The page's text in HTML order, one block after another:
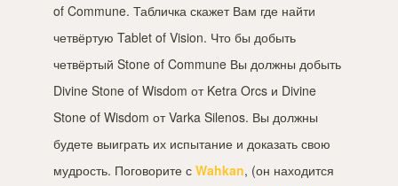
of Commune. Табличка скажет Вам где найти
четвёртую Tablet of Vision. Что бы добыть
четвёртый Stone of Commune Вы должны добыть
Divine Stone of Wisdom от Ketra Orcs и Divine
Stone of Wisdom от Varka Silenos. Вы должны
будете выиграть их испытание и доказать свою
мудрость. Поговорите с Wahkan, (он находится